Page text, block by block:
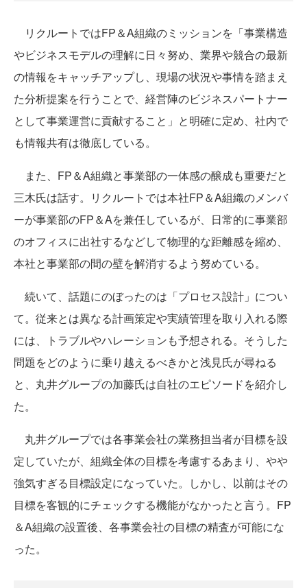
リクルートではFP＆A組織のミッションを「事業構造
やビジネスモデルの理解に日々努め、業界や競合の最新
の情報をキャッチアップし、現場の状況や事情を踏まえ
た分析提案を行うことで、経営陣のビジネスパートナー
として事業運営に貢献すること」と明確に定め、社内で
も情報共有は徹底している。
また、FP＆A組織と事業部の一体感の醸成も重要だと
三木氏は話す。リクルートでは本社FP＆A組織のメンバ
ーが事業部のFP＆Aを兼任しているが、日常的に事業部
のオフィスに出社するなどして物理的な距離感を縮め、
本社と事業部の間の壁を解消するよう努めている。
続いて、話題にのぼったのは「プロセス設計」につい
て。従来とは異なる計画策定や実績管理を取り入れる際
には、トラブルやハレーションも予想される。そうした
問題をどのように乗り越えるべきかと浅見氏が尋ねる
と、丸井グループの加藤氏は自社のエピソードを紹介し
た。
丸井グループでは各事業会社の業務担当者が目標を設
定していたが、組織全体の目標を考慮するあまり、やや
強気すぎる目標設定になっていた。しかし、以前はその
目標を客観的にチェックする機能がなかったと言う。FP
＆A組織の設置後、各事業会社の目標の精査が可能にな
った。